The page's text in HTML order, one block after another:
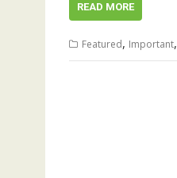
READ MORE
Featured, Important,